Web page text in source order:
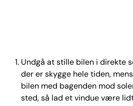
Undgå at stille bilen i direkte
der er skygge hele tiden,
bilen med bagenden mod
sted, så lad et vindue være